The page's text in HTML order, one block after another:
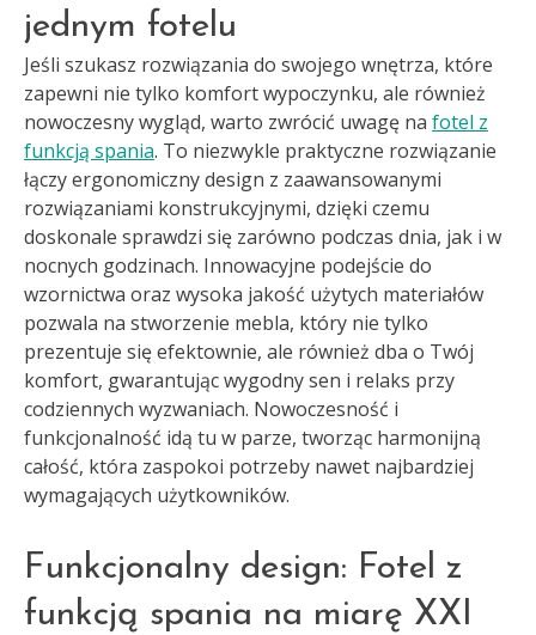
jednym fotelu
Jeśli szukasz rozwiązania do swojego wnętrza, które
zapewni nie tylko komfort wypoczynku, ale również
nowoczesny wygląd, warto zwrócić uwagę na fotel z
funkcją spania. To niezwykle praktyczne rozwiązanie
łączy ergonomiczny design z zaawansowanymi
rozwiązaniami konstrukcyjnymi, dzięki czemu
doskonale sprawdzi się zarówno podczas dnia, jak i w
nocnych godzinach. Innowacyjne podejście do
wzornictwa oraz wysoka jakość użytych materiałów
pozwala na stworzenie mebla, który nie tylko
prezentuje się efektownie, ale również dba o Twój
komfort, gwarantując wygodny sen i relaks przy
codziennych wyzwaniach. Nowoczesność i
funkcjonalność idą tu w parze, tworząc harmonijną
całość, która zaspokoi potrzeby nawet najbardziej
wymagających użytkowników.
Funkcjonalny design: Fotel z
funkcją spania na miarę XXI